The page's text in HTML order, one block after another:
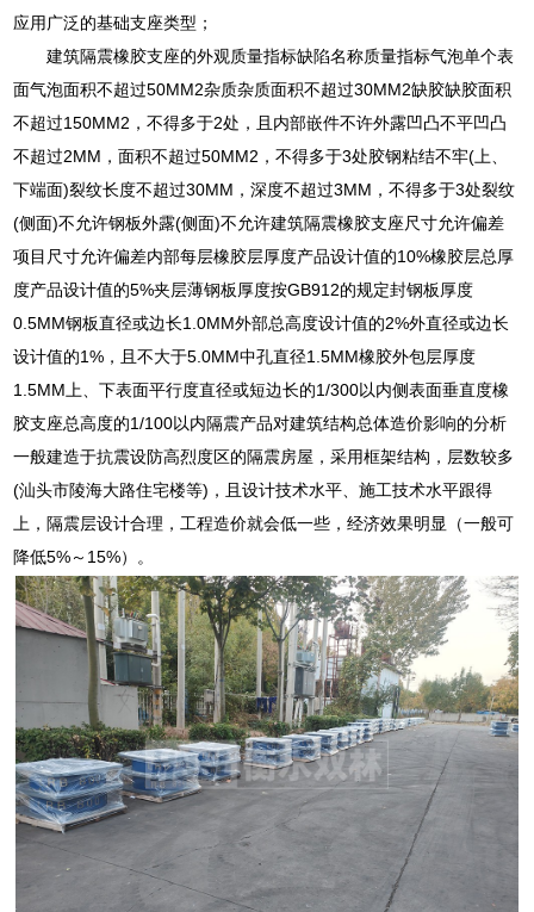
应用广泛的基础支座类型；
建筑隔震橡胶支座的外观质量指标缺陷名称质量指标气泡单个表
面气泡面积不超过50MM2杂质杂质面积不超过30MM2缺胶缺胶面积
不超过150MM2，不得多于2处，且内部嵌件不许外露凹凸不平凹凸
不超过2MM，面积不超过50MM2，不得多于3处胶钢粘结不牢(上、
下端面)裂纹长度不超过30MM，深度不超过3MM，不得多于3处裂纹
(侧面)不允许钢板外露(侧面)不允许建筑隔震橡胶支座尺寸允许偏差
项目尺寸允许偏差内部每层橡胶层厚度产品设计值的10%橡胶层总厚
度产品设计值的5%夹层薄钢板厚度按GB912的规定封钢板厚度
0.5MM钢板直径或边长1.0MM外部总高度设计值的2%外直径或边长
设计值的1%，且不大于5.0MM中孔直径1.5MM橡胶外包层厚度
1.5MM上、下表面平行度直径或短边长的1/300以内侧表面垂直度橡
胶支座总高度的1/100以内隔震产品对建筑结构总体造价影响的分析
一般建造于抗震设防高烈度区的隔震房屋，采用框架结构，层数较多
(汕头市陵海大路住宅楼等)，且设计技术水平、施工技术水平跟得
上，隔震层设计合理，工程造价就会低一些，经济效果明显（一般可
降低5%～15%）。